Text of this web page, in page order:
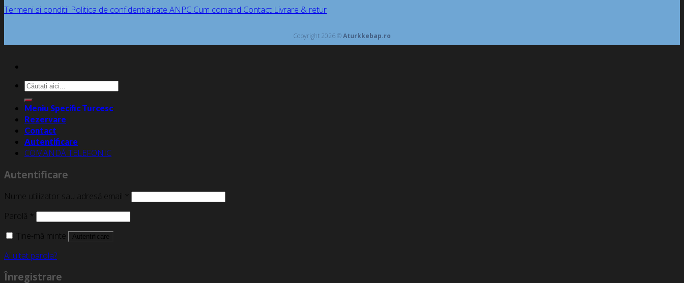
Termeni si conditii Politica de confidentialitate ANPC Cum comand Contact Livrare & retur
Copyright 2026 ©Aturkkebap.ro
Caută
după:
Meniu Specific Turcesc
Rezervare
Contact
Autentificare
COMANDĂ TELEFONIC
Autentificare
Nume utilizator sau adresă email *
Parolă *
Ține-mă minte
Autentificare
Ai uitat parola?
Înregistrare